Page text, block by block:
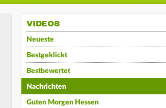
VIDEOS
Neueste
Bestgeklickt
Bestbewertet
Nachrichten
Guten Morgen Hessen